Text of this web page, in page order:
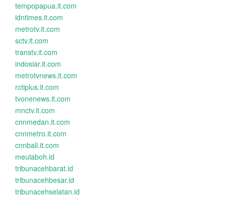
tempopapua.it.com
idntimes.it.com
metrotv.it.com
sctv.it.com
transtv.it.com
indosiar.it.com
metrotvnews.it.com
rctiplus.it.com
tvonenews.it.com
mnctv.it.com
cnnmedan.it.com
cnnmetro.it.com
cnnbali.it.com
meulaboh.id
tribunacehbarat.id
tribunacehbesar.id
tribunacehselatan.id